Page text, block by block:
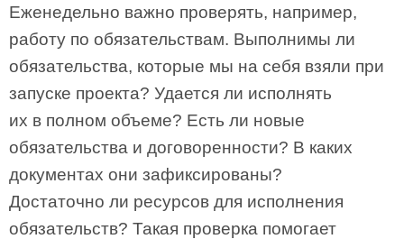
Еженедельно важно проверять, например,
работу по обязательствам. Выполнимы ли
обязательства, которые мы на себя взяли при
запуске проекта? Удается ли исполнять
их в полном объеме? Есть ли новые
обязательства и договоренности? В каких
документах они зафиксированы?
Достаточно ли ресурсов для исполнения
обязательств? Такая проверка помогает